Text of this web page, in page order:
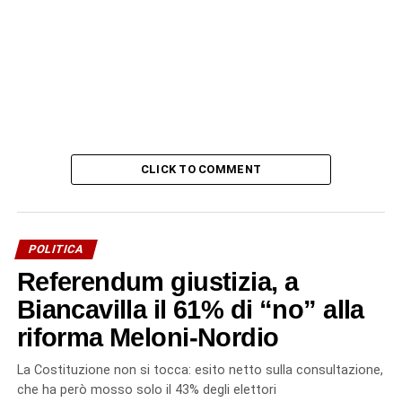
CLICK TO COMMENT
POLITICA
Referendum giustizia, a
Biancavilla il 61% di “no” alla
riforma Meloni-Nordio
La Costituzione non si tocca: esito netto sulla consultazione,
che ha però mosso solo il 43% degli elettori